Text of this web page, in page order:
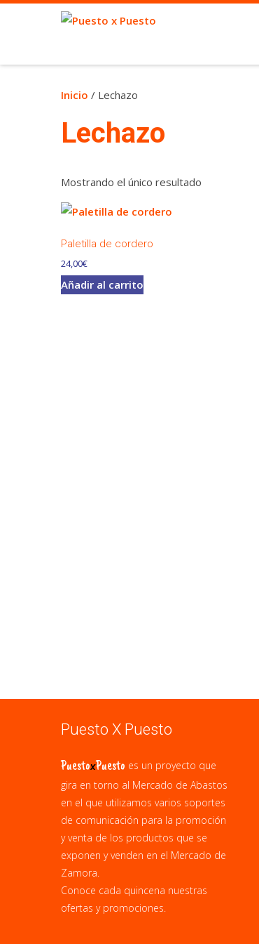
Inicio / Lechazo
Lechazo
Mostrando el único resultado
Paletilla de cordero
24,00€
Añadir al carrito
Puesto X Puesto
PuestoxPuesto es un proyecto que
gira en torno al Mercado de Abastos
en el que utilizamos varios soportes
de comunicación para la promoción
y venta de los productos que se
exponen y venden en el Mercado de
Zamora.
Conoce cada quincena nuestras
ofertas y promociones.